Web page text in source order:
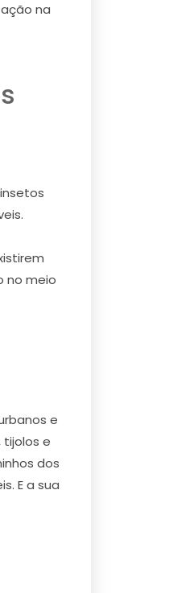
na
no meio
e
e
dos
E a sua